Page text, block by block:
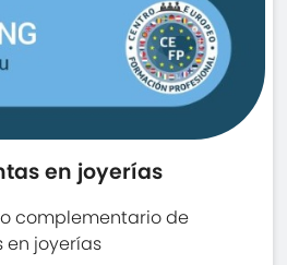
en joyerías
complementario de
en joyerías